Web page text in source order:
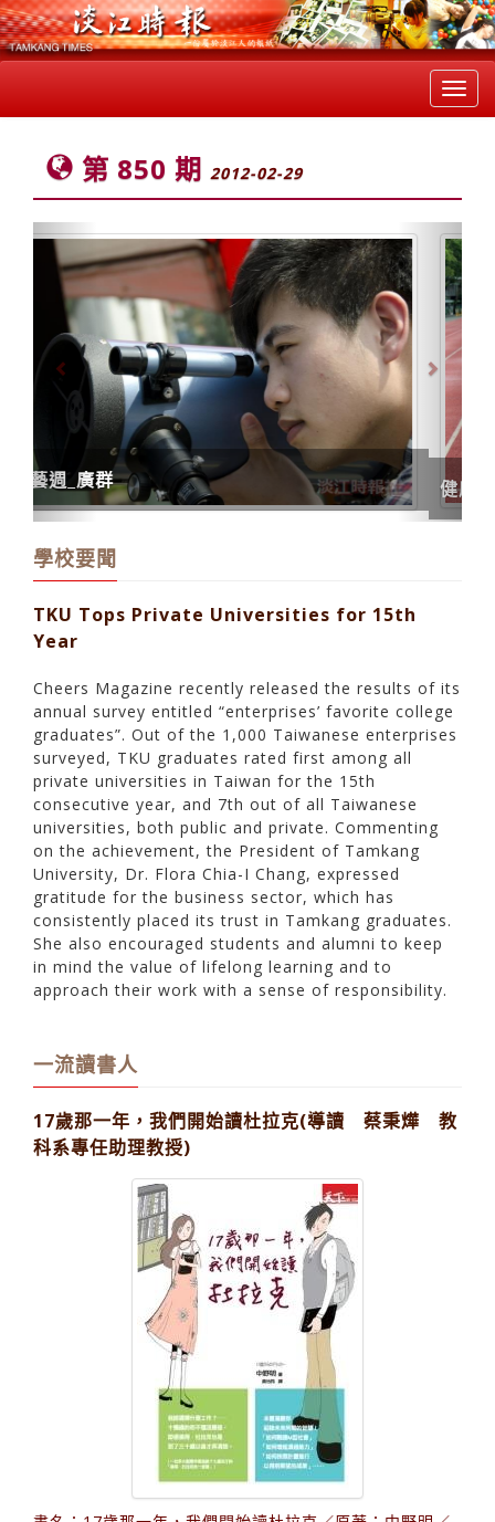
第 850 期 2012-02-29
健康人物
Previous Next
學校要聞
TKU Tops Private Universities for 15th
Year
Cheers Magazine recently released the results of its
annual survey entitled “enterprises’ favorite college
graduates”. Out of the 1,000 Taiwanese enterprises
surveyed, TKU graduates rated first among all
private universities in Taiwan for the 15th
consecutive year, and 7th out of all Taiwanese
universities, both public and private. Commenting
on the achievement, the President of Tamkang
University, Dr. Flora Chia-I Chang, expressed
gratitude for the business sector, which has
consistently placed its trust in Tamkang graduates.
She also encouraged students and alumni to keep
in mind the value of lifelong learning and to
approach their work with a sense of responsibility.
一流讀書人
17歲那一年，我們開始讀杜拉克(導讀 蔡秉燁 教
科系專任助理教授)